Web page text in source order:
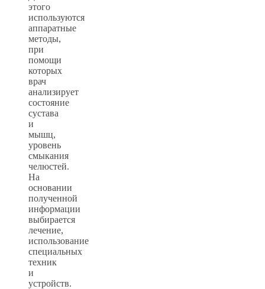
этого
используются
аппаратные
методы,
при
помощи
которых
врач
анализирует
состояние
сустава
и
мышц,
уровень
смыкания
челюстей.
На
основании
полученной
информации
выбирается
лечение,
использование
специальных
техник
и
устройств.